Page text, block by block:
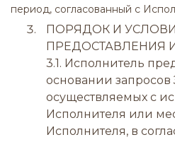
период, согласованный с
ПОРЯДОК И
ПРЕДОСТАВЛЕНИЯ
3.1. Исполнитель
основании запросов
осуществляемых с
Исполнителя или
Исполнителя, в